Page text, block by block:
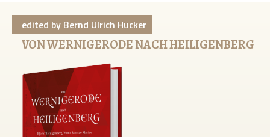
edited by Bernd Ulrich Hucker
VON WERNIGERODE NACH HEILIGENBERG